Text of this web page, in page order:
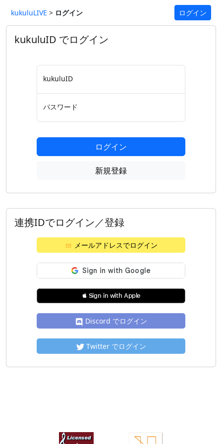
kukuluLIVE > ログイン ログイン
kukuluID でログイン
kukuluID
パスワード
ログイン
新規登録
連携IDでログイン／登録
メールアドレスでログイン
 Sign in with Apple
Discord でログイン
Twitter でログイン